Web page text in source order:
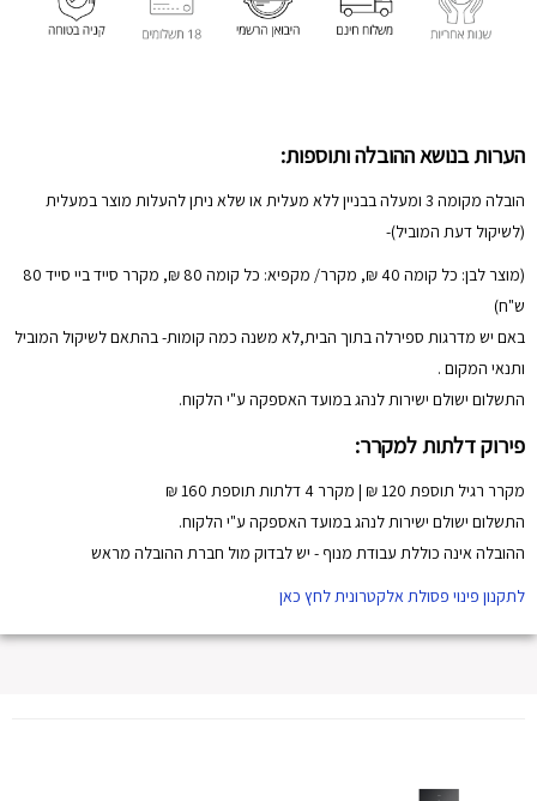
הערות בנושא ההובלה ותוספות:
הובלה מקומה 3 ומעלה בבניין ללא מעלית או שלא ניתן להעלות מוצר במעלית
(לשיקול דעת המוביל)-
(מוצר לבן: כל קומה 40 ₪, מקרר/ מקפיא: כל קומה 80 ₪, מקרר סייד ביי סייד 80
ש"ח)
באם יש מדרגות ספירלה בתוך הבית,לא משנה כמה קומות- בהתאם לשיקול המוביל
ותנאי המקום .
התשלום ישולם ישירות לנהג במועד האספקה ע"י הלקוח.
פירוק דלתות למקרר:
מקרר רגיל תוספת 120 ₪ | מקרר 4 דלתות תוספת 160 ₪
התשלום ישולם ישירות לנהג במועד האספקה ע"י הלקוח.
ההובלה אינה כוללת עבודת מנוף - יש לבדוק מול חברת ההובלה מראש
לתקנון פינוי פסולת אלקטרונית לחץ כאן